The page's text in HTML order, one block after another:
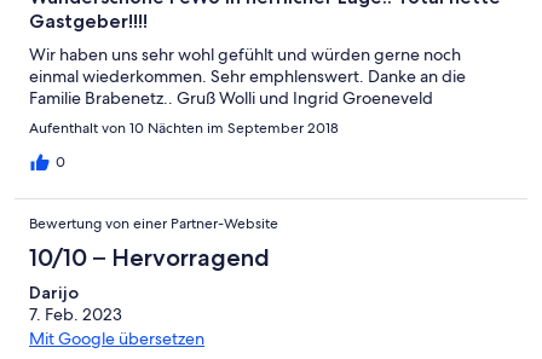
Gastgeber!!!!
Wir haben uns sehr wohl gefühlt und würden gerne noch
einmal wiederkommen. Sehr emphlenswert. Danke an die
Familie Brabenetz.. Gruß Wolli und Ingrid Groeneveld
Aufenthalt von 10 Nächten im September 2018
0
Bewertung von einer Partner-Website
10/10 – Hervorragend
Darijo
7. Feb. 2023
Mit Google übersetzen